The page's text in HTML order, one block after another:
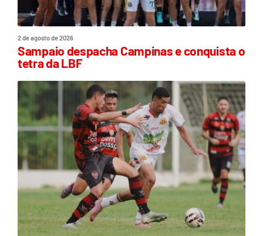
2 de agosto de 2026
Sampaio despacha Campinas e conquista o
tetra da LBF